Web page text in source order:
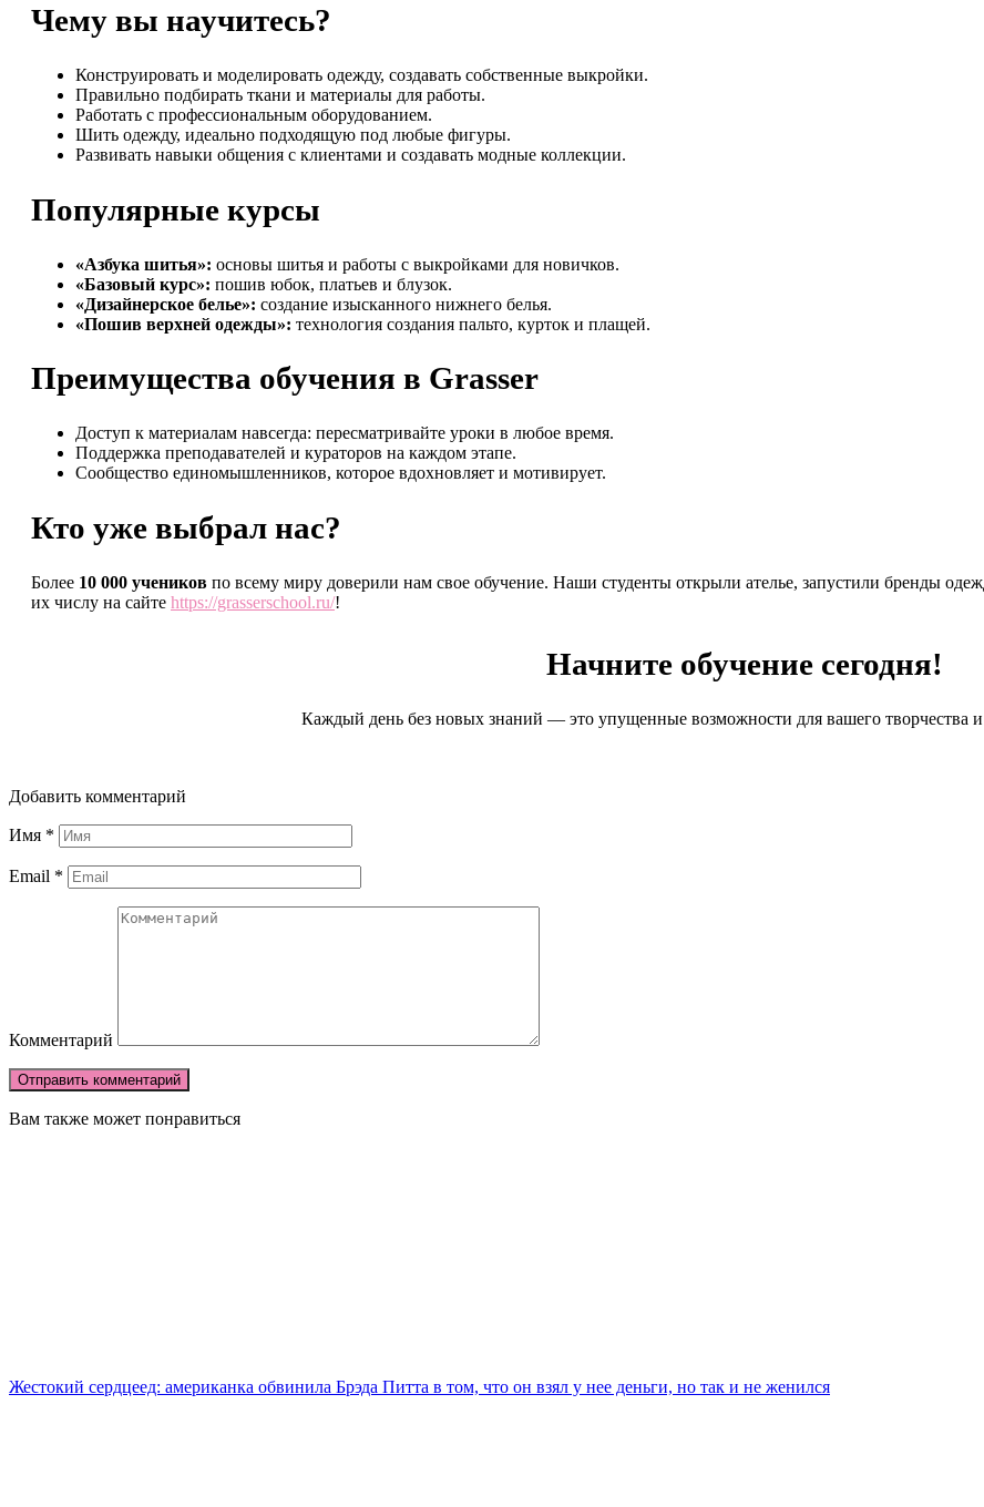
Чему вы научитесь?
Конструировать и моделировать одежду, создавать собственные выкройки.
Правильно подбирать ткани и материалы для работы.
Работать с профессиональным оборудованием.
Шить одежду, идеально подходящую под любые фигуры.
Развивать навыки общения с клиентами и создавать модные коллекции.
Популярные курсы
«Азбука шитья»: основы шитья и работы с выкройками для новичков.
«Базовый курс»: пошив юбок, платьев и блузок.
«Дизайнерское белье»: создание изысканного нижнего белья.
«Пошив верхней одежды»: технология создания пальто, курток и плащей.
Преимущества обучения в Grasser
Доступ к материалам навсегда: пересматривайте уроки в любое время.
Поддержка преподавателей и кураторов на каждом этапе.
Сообщество единомышленников, которое вдохновляет и мотивирует.
Кто уже выбрал нас?
Более 10 000 учеников по всему миру доверили нам свое обучение. Наши студенты открыли ателье, запустили бренды
их числу на сайте https://grasserschool.ru/!
Начните обучение сегодня!
Каждый день без новых знаний — это упущенные возможности для вашего творчества и
Добавить комментарий
Имя *
Email *
Комментарий
Вам также может понравиться
Жестокий сердцеед: американка обвинила Брэда Питта в том, что он взял у нее деньги, но так и не женился